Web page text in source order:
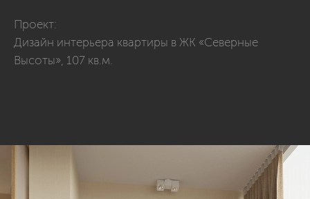
Проект:
Дизайн интерьера квартиры в ЖК «Северные
Высоты», 107 кв.м.